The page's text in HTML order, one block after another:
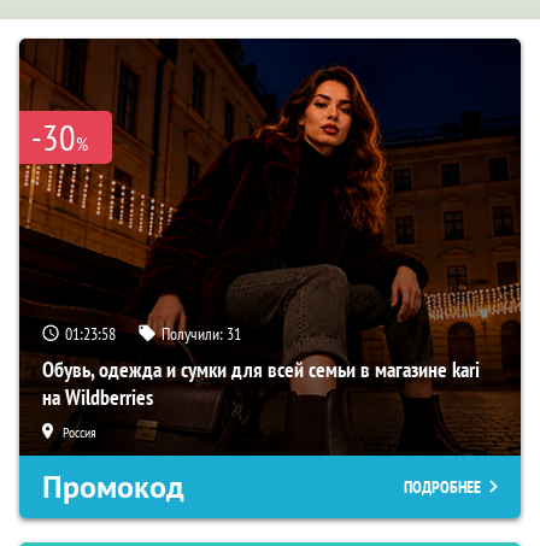
-30%
01:23:57 Получили: 31
Обувь, одежда и сумки для всей семьи в магазине kari
на Wildberries
Россия
Промокод ПОДРОБНЕЕ